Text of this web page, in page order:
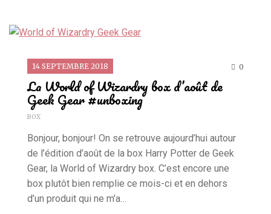
14 SEPTEMBRE 2018 0
La World of Wizardry box d’août de
Geek Gear #unboxing
BOX
Bonjour, bonjour! On se retrouve aujourd’hui autour
de l’édition d’août de la box Harry Potter de Geek
Gear, la World of Wizardry box. C’est encore une
box plutôt bien remplie ce mois-ci et en dehors
d’un produit qui ne m’a…